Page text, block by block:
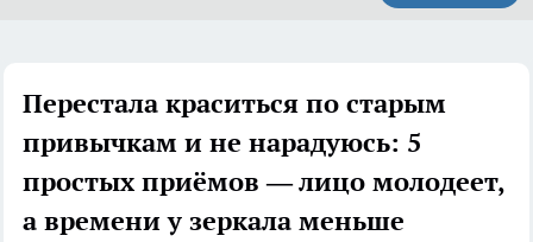
Перестала краситься по старым
привычкам и не нарадуюсь: 5
простых приёмов — лицо молодеет,
а времени у зеркала меньше